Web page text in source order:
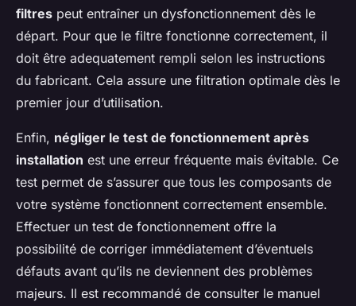
filtres peut entraîner un dysfonctionnement dès le
départ. Pour que le filtre fonctionne correctement, il
doit être adequatement rempli selon les instructions
du fabricant. Cela assure une filtration optimale dès le
premier jour d’utilisation.
Enfin, négliger le test de fonctionnement après
installation est une erreur fréquente mais évitable. Ce
test permet de s’assurer que tous les composants de
votre système fonctionnent correctement ensemble.
Effectuer un test de fonctionnement offre la
possibilité de corriger immédiatement d’éventuels
défauts avant qu’ils ne deviennent des problèmes
majeurs. Il est recommandé de consulter le manuel